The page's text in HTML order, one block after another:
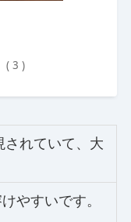
( 3 )
されていて、大
やすいです。